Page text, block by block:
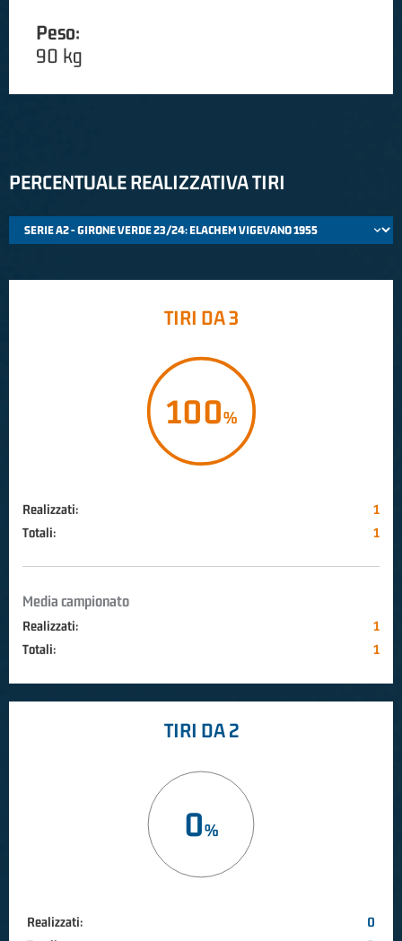
Peso:
90 kg
PERCENTUALE REALIZZATIVA TIRI
TIRI DA 3
100
Realizzati:
1
Totali:
1
Media campionato
Realizzati:
1
Totali:
1
TIRI DA 2
0
Realizzati:
0